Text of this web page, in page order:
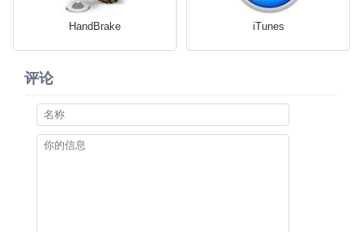
HandBrake iTunes
评论